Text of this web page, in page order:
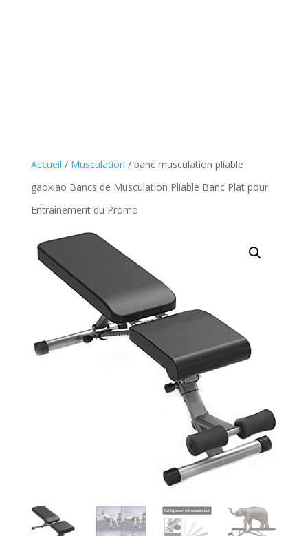
Accueil / Musculation / banc musculation pliable
gaoxiao Bancs de Musculation Pliable Banc Plat pour
Entraînement du Promo